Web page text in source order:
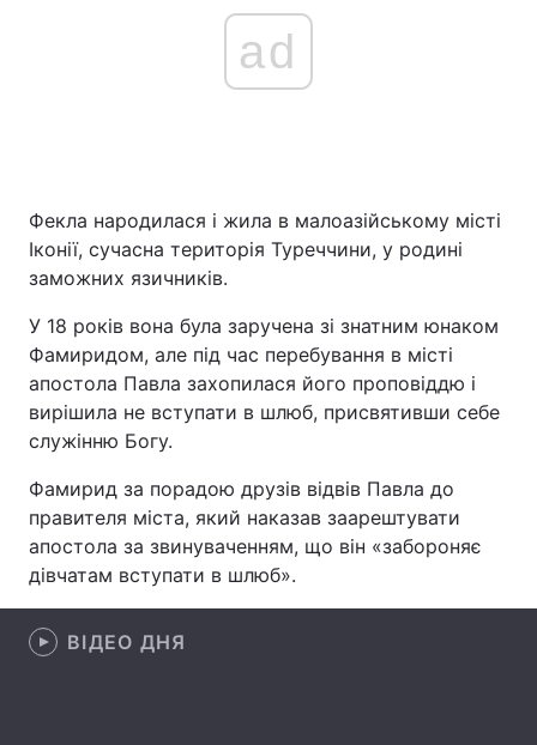
Головна Війна
Україна Політика
Економіка
Спорт Наука
Техно і зв'язок Лайт
Зброя Інциденти
Здоров'я
ad
Фекла народилася і жила в малоазійському місті
Іконії, сучасна територія Туреччини, у родині
заможних язичників.
У 18 років вона була заручена зі знатним юнаком
Фамиридом, але під час перебування в місті
апостола Павла захопилася його проповіддю і
вирішила не вступати в шлюб, присвятивши себе
служінню Богу.
Фамирид за порадою друзів відвів Павла до
правителя міста, який наказав заарештувати
апостола за звинуваченням, що він «забороняє
дівчатам вступати в шлюб».
ВІДЕО ДНЯ